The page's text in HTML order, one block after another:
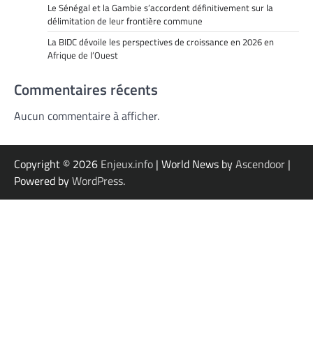
Le Sénégal et la Gambie s’accordent définitivement sur la
délimitation de leur frontière commune
La BIDC dévoile les perspectives de croissance en 2026 en
Afrique de l’Ouest
Commentaires récents
Aucun commentaire à afficher.
Copyright © 2026 Enjeux.info | World News byAscendoor |
Powered byWordPress.